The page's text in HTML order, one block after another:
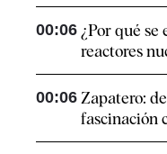
00:06 ¿Por qué se
reactores
00:06 Zapatero:
fascinación